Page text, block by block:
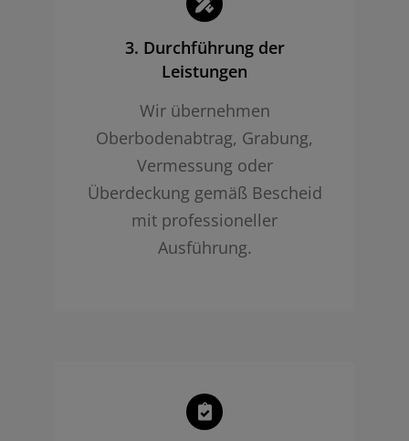
3. Durchführung der
Leistungen
Wir übernehmen
Oberbodenabtrag, Grabung,
Vermessung oder
Überdeckung gemäß Bescheid
mit professioneller
Ausführung.